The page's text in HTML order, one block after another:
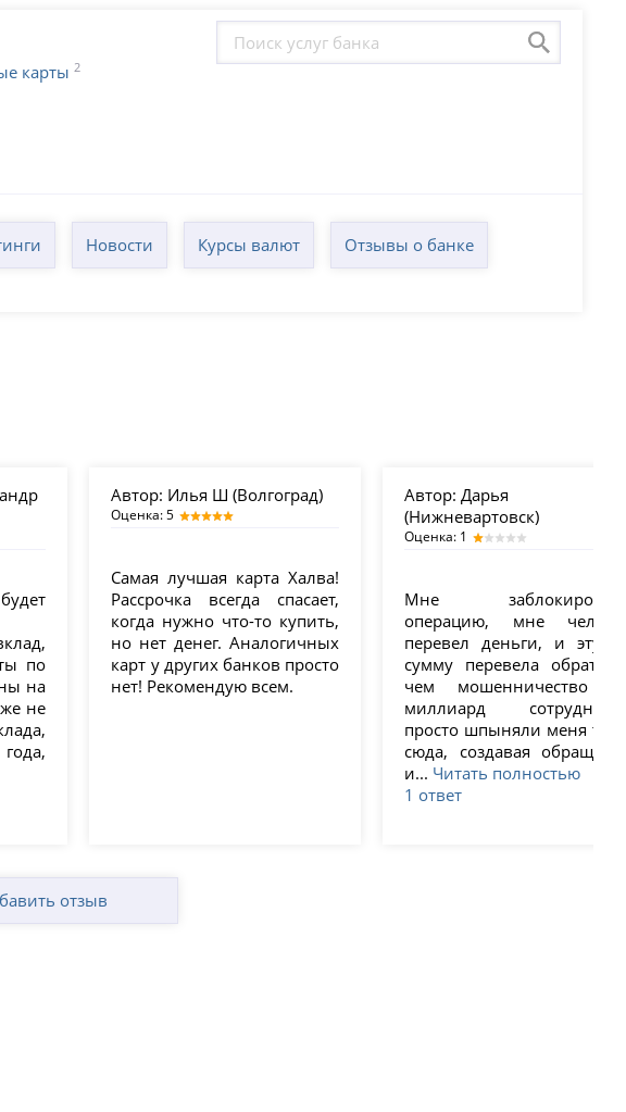
карты 2
Новости Курсы валют Отзывы о банке
по
на
не
Автор: Илья Ш (Волгоград)
Оценка: 5
Самая лучшая карта Халва!
Рассрочка всегда спасает,
когда нужно что-то купить,
но нет денег. Аналогичных
карт у других банков просто
нет! Рекомендую всем.
Автор: Дарья
(Нижневартовск)
Оценка: 1
Мне
операцию, мне
перевел деньги, и эту
сумму перевела
чем мошенничество
миллиард
просто шпыняли меня
сюда, создавая
и... Читать полностью
1 ответ
отзыв